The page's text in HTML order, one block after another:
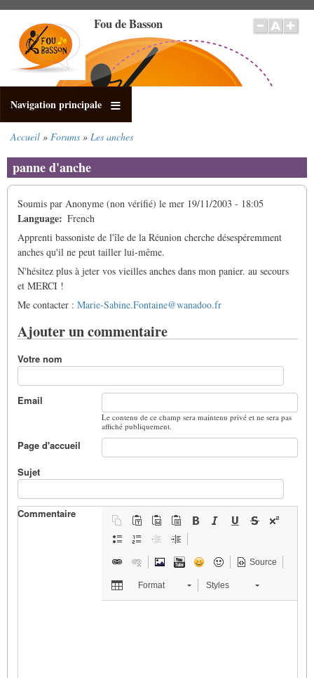
contenu
principal
Fou de Basson
Navigation principale
d'Ariane
Accueil Forums Les anches
panne d'anche
Soumis par Anonyme (non vérifié) le mer 19/11/2003 - 18:05
Language
French
Apprenti bassoniste de l'île de la Réunion cherche désespéremment
anches qu'il ne peut tailler lui-même.
N'hésitez plus à jeter vos vieilles anches dans mon panier. au secours
et MERCI !
Me contacter : Marie-Sabine.Fontaine@wanadoo.fr
Ajouter un commentaire
Votre nom
Email
Le contenu de ce champ sera maintenu privé et ne sera pas
affiché publiquement.
Page d'accueil
Sujet
Commentaire
Source
Format Styles